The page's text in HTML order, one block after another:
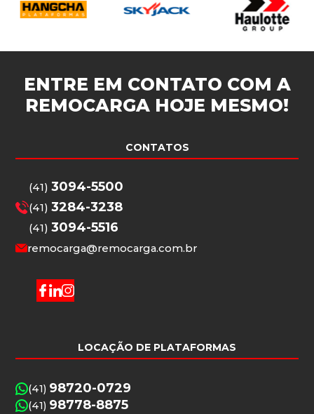
ENTRE EM CONTATO COM A
REMOCARGA HOJE MESMO!
CONTATOS
(41)3094-5500
(41)3284-3238
(41)3094-5516
remocarga@remocarga.com.br
LOCAÇÃO DE PLATAFORMAS
(41) 98720-0729
(41) 98778-8875